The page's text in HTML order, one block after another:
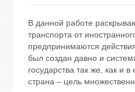
В данной работе
транспорта от
предпринимаются
был создан давно и
государства так же, как и
страна – цель